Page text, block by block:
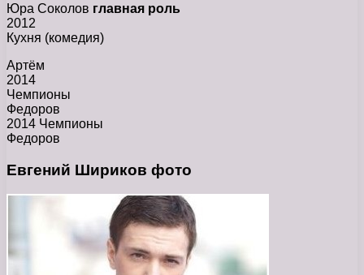
Юра Соколов главная роль
2012
Кухня (комедия)
Артём
2014
Чемпионы
Федоров
2014 Чемпионы
Федоров
Евгений Шириков фото